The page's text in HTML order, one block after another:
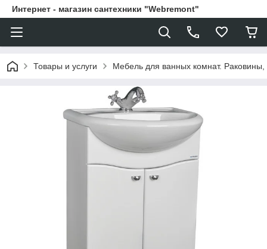
Интернет - магазин сантехники "Webremont"
Товары и услуги Мебель для ванных комнат.